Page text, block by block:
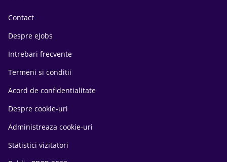
Contact
Despre eJobs
Intrebari frecvente
Termeni si conditii
Acord de confidentialitate
Despre cookie-uri
Administreaza cookie-uri
Statistici vizitatori